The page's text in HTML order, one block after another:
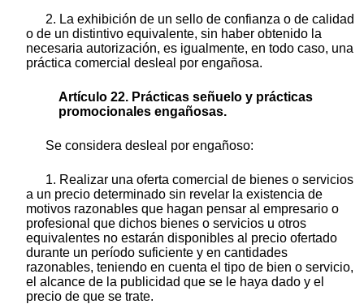
2. La exhibición de un sello de confianza o de calidad
o de un distintivo equivalente, sin haber obtenido la
necesaria autorización, es igualmente, en todo caso, una
práctica comercial desleal por engañosa.
Artículo 22. Prácticas señuelo y prácticas
promocionales engañosas.
Se considera desleal por engañoso:
1. Realizar una oferta comercial de bienes o servicios
a un precio determinado sin revelar la existencia de
motivos razonables que hagan pensar al empresario o
profesional que dichos bienes o servicios u otros
equivalentes no estarán disponibles al precio ofertado
durante un período suficiente y en cantidades
razonables, teniendo en cuenta el tipo de bien o servicio,
el alcance de la publicidad que se le haya dado y el
precio de que se trate.